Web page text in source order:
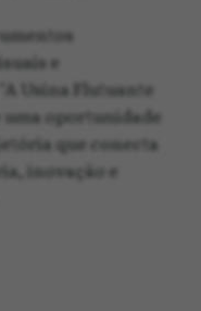
e
Usina Flutuante
uma oportunidade
que conecta
inovação e